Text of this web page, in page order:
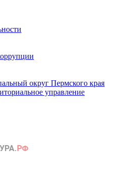
округ Пермского края
управление